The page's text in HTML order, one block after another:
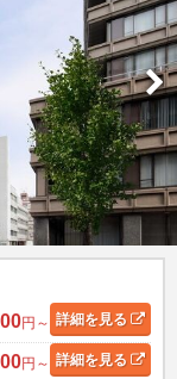
円～ 詳細を見る
円～ 詳細を見る